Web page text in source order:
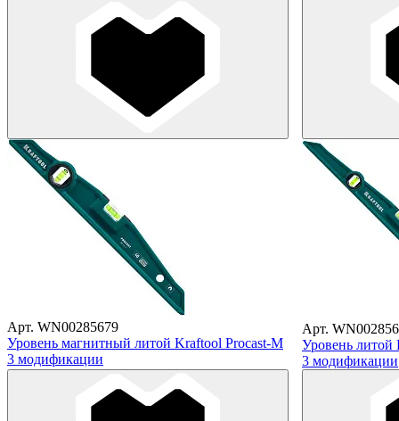
Арт. WN00285679
Уровень магнитный литой Kraftool Procast-M
3 модификации
Арт.
Уровень литой
3 модификации